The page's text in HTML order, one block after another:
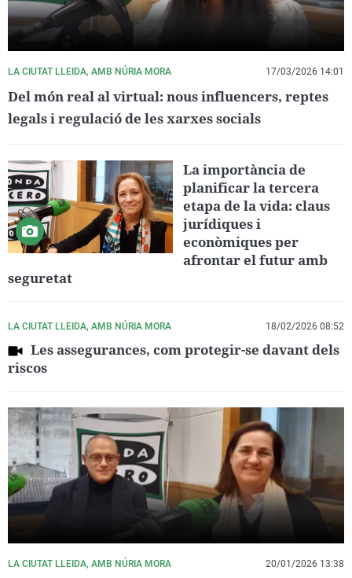
LA CIUTAT LLEIDA, AMB NÚRIA MORA 17/03/2026 14:01
Del món real al virtual: nous influencers, reptes
legals i regulació de les xarxes socials
La importància de
planificar la tercera
etapa de la vida: claus
jurídiques i
econòmiques per
afrontar el futur amb
seguretat
LA CIUTAT LLEIDA, AMB NÚRIA MORA 18/02/2026 08:52
Les assegurances, com protegir-se davant dels
riscos
LA CIUTAT LLEIDA, AMB NÚRIA MORA 20/01/2026 13:38